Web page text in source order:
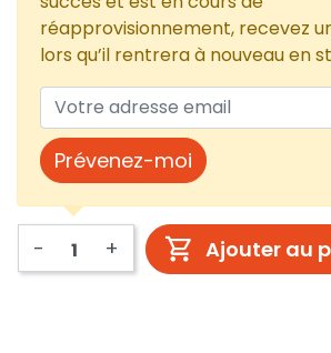
réapprovisionnement, recevez
lors qu’il rentrera à nouveau en
Prévenez-moi
- + Ajouter au